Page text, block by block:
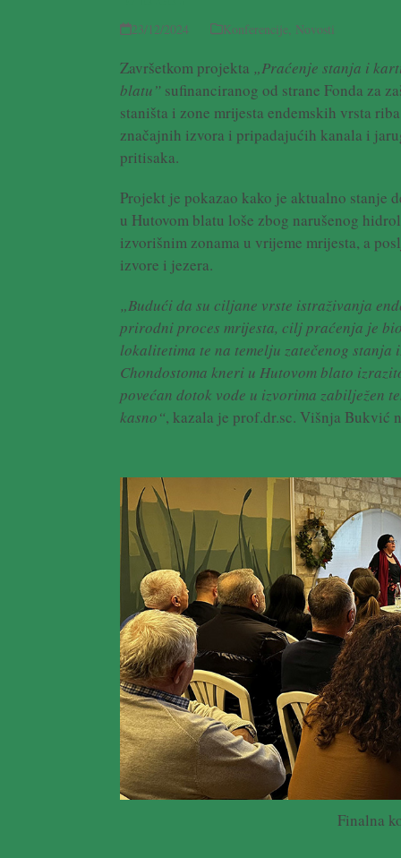
23/12/2024 Konferencije Novosti
Završetkom projekta „Praćenje stanja i
blatu” sufinanciranog od strane Fonda za
staništa i zone mrijesta endemskih vrsta
značajnih izvora i pripadajućih kanala i
pritisaka.
Projekt je pokazao kako je aktualno stanje
u Hutovom blatu loše zbog narušenog
izvorišnim zonama u vrijeme mrijesta, a
izvore i jezera.
„Budući da su ciljane vrste istraživanja
prirodni proces mrijesta, cilj praćenja je
lokalitetima te na temelju zatečenog
Chondostoma kneri u Hutovom blato
povećan dotok vode u izvorima zabilježen
kasno“, kazala je prof.dr.sc. Višnja Bukvić
Finalna